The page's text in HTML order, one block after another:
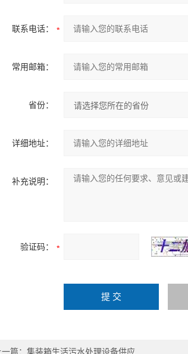
联系电话：
常用邮箱：
省份：
详细地址：
补充说明：
验证码：
一篇： 集装箱生活污水处理设备供应